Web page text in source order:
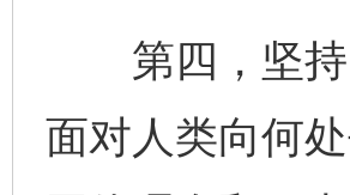
第四，坚持
面对人类向何